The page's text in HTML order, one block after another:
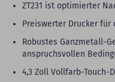
ZT231 ist optimierter
Preiswerter Drucker
Robustes Ganzmetall-
anspruchsvollen
4,3 Zoll Vollfarb-Touch-